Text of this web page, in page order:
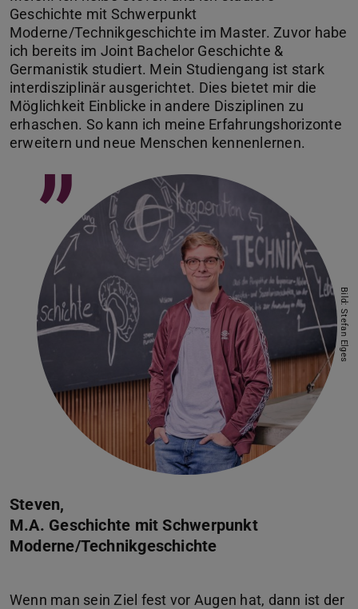
Geschichte mit Schwerpunkt
Moderne/Technikgeschichte im Master. Zuvor habe
ich bereits im Joint Bachelor Geschichte &
Germanistik studiert. Mein Studiengang ist stark
interdisziplinär ausgerichtet. Dies bietet mir die
Möglichkeit Einblicke in andere Disziplinen zu
erhaschen. So kann ich meine Erfahrungshorizonte
erweitern und neue Menschen kennenlernen.
Steven,
M.A. Geschichte mit Schwerpunkt
Moderne/Technikgeschichte
Wenn man sein Ziel fest vor Augen hat, dann ist der
”
Bild: Stefan Elges